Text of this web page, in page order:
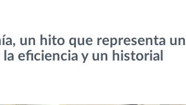
un hito que representa un
eficiencia y un historial